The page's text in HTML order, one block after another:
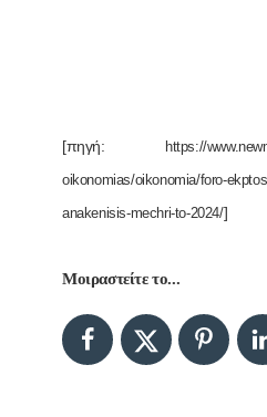
[πηγή:
https://
oikonomias/oikonomia/foro-
anakenisis-mechri-to-2024/]
Μοιραστείτε το...